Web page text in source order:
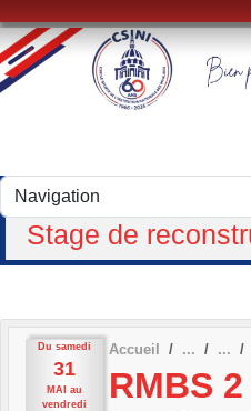
Stage de
Du samedi
31
MAI
au
vendredi
Accueil
RMBS 2